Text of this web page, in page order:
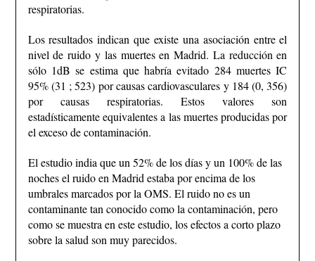
respiratorias.
Los resultados indican que existe una asociación entre el
nivel de ruido y las muertes en Madrid. La reducción en
sólo 1dB se estima que habría evitado 284 muertes IC
95% (31 ; 523) por causas cardiovasculares y 184 (0, 356)
por causas respiratorias. Estos valores son
estadísticamente equivalentes a las muertes producidas por
el exceso de contaminación.
El estudio india que un 52% de los días y un 100% de las
noches el ruido en Madrid estaba por encima de los
umbrales marcados por la OMS. El ruido no es un
contaminante tan conocido como la contaminación, pero
como se muestra en este estudio, los efectos a corto plazo
sobre la salud son muy parecidos.